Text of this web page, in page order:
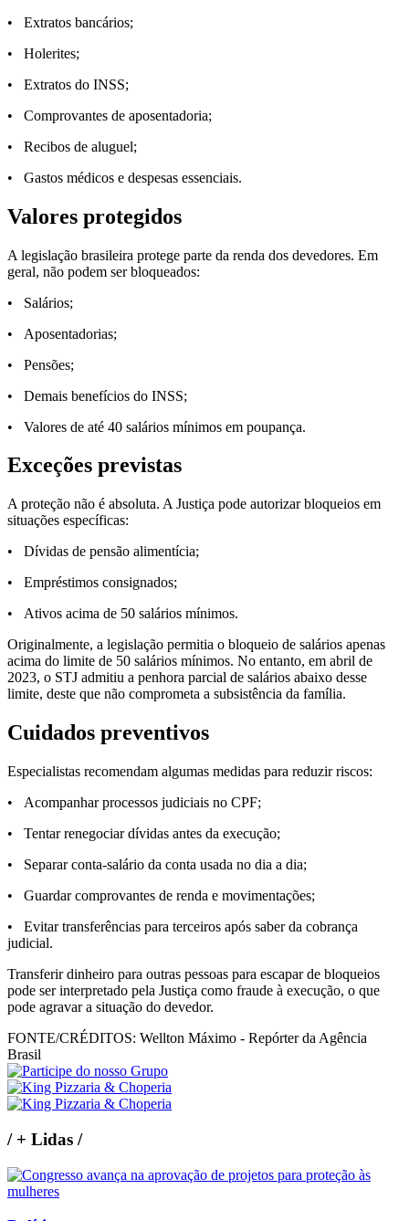
• Extratos bancários;
• Holerites;
• Extratos do INSS;
• Comprovantes de aposentadoria;
• Recibos de aluguel;
• Gastos médicos e despesas essenciais.
Valores protegidos
A legislação brasileira protege parte da renda dos devedores. Em
geral, não podem ser bloqueados:
• Salários;
• Aposentadorias;
• Pensões;
• Demais benefícios do INSS;
• Valores de até 40 salários mínimos em poupança.
Exceções previstas
A proteção não é absoluta. A Justiça pode autorizar bloqueios em
situações específicas:
• Dívidas de pensão alimentícia;
• Empréstimos consignados;
• Ativos acima de 50 salários mínimos.
Originalmente, a legislação permitia o bloqueio de salários apenas
acima do limite de 50 salários mínimos. No entanto, em abril de
2023, o STJ admitiu a penhora parcial de salários abaixo desse
limite, deste que não comprometa a subsistência da família.
Cuidados preventivos
Especialistas recomendam algumas medidas para reduzir riscos:
• Acompanhar processos judiciais no CPF;
• Tentar renegociar dívidas antes da execução;
• Separar conta-salário da conta usada no dia a dia;
• Guardar comprovantes de renda e movimentações;
• Evitar transferências para terceiros após saber da cobrança
judicial.
Transferir dinheiro para outras pessoas para escapar de bloqueios
pode ser interpretado pela Justiça como fraude à execução, o que
pode agravar a situação do devedor.
FONTE/CRÉDITOS: Wellton Máximo - Repórter da Agência
Brasil
/+ Lidas /